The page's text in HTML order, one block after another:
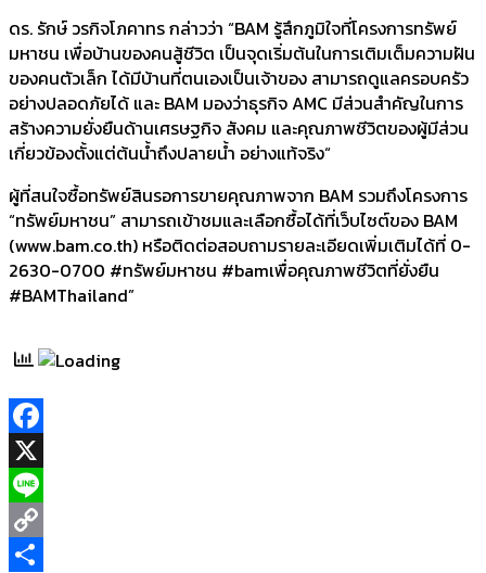
ดร. รักษ์ วรกิจโภคาทร กล่าวว่า “BAM รู้สึกภูมิใจที่โครงการทรัพย์
มหาชน เพื่อบ้านของคนสู้ชีวิต เป็นจุดเริ่มต้นในการเติมเต็มความฝัน
ของคนตัวเล็ก ได้มีบ้านที่ตนเองเป็นเจ้าของ สามารถดูแลครอบครัว
อย่างปลอดภัยได้ และ BAM มองว่าธุรกิจ AMC มีส่วนสำคัญในการ
สร้างความยั่งยืนด้านเศรษฐกิจ สังคม และคุณภาพชีวิตของผู้มีส่วน
เกี่ยวข้องตั้งแต่ต้นน้ำถึงปลายน้ำ อย่างแท้จริง“
ผู้ที่สนใจซื้อทรัพย์สินรอการขายคุณภาพจาก BAM รวมถึงโครงการ
“ทรัพย์มหาชน” สามารถเข้าชมและเลือกซื้อได้ที่เว็บไซต์ของ BAM
(www.bam.co.th) หรือติดต่อสอบถามรายละเอียดเพิ่มเติมได้ที่ 0-
2630-0700 #ทรัพย์มหาชน #bamเพื่อคุณภาพชีวิตที่ยั่งยืน
#BAMThailand”
Facebook
X
Line
Copy